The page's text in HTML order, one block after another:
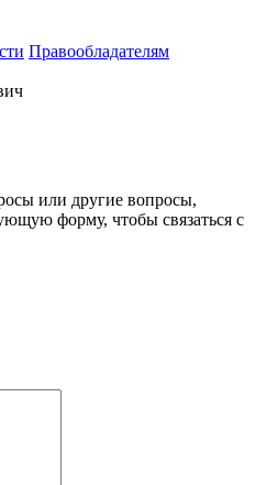
Правообладателям
или другие вопросы,
форму, чтобы связаться с